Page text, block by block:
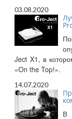
03.08.2020
Ject X1, в
«On the Top!».
14.07.2020
В